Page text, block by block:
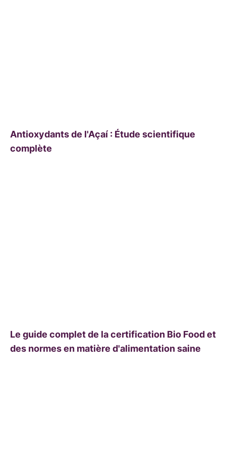
Antioxydants de l'Açaí : Étude scientifique
complète
Le guide complet de la certification Bio Food et
des normes en matière d'alimentation saine